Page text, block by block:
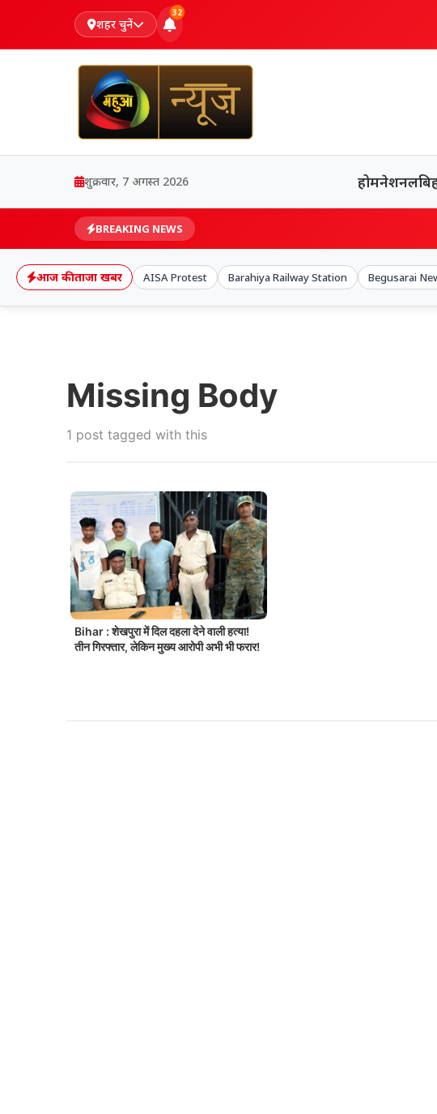
शहर चुनें
32
शुक्रवार, 7 अगस्त 2026 होमनेशनल
BREAKING NEWS
आज की ताजा खबर AISA Protest Barahiya Railway Station Begusarai
Missing Body
1 post tagged with this
Bihar : शेखपुरा में दिल दहला देने वाली हत्या!
तीन गिरफ्तार, लेकिन मुख्य आरोपी अभी भी फरार!